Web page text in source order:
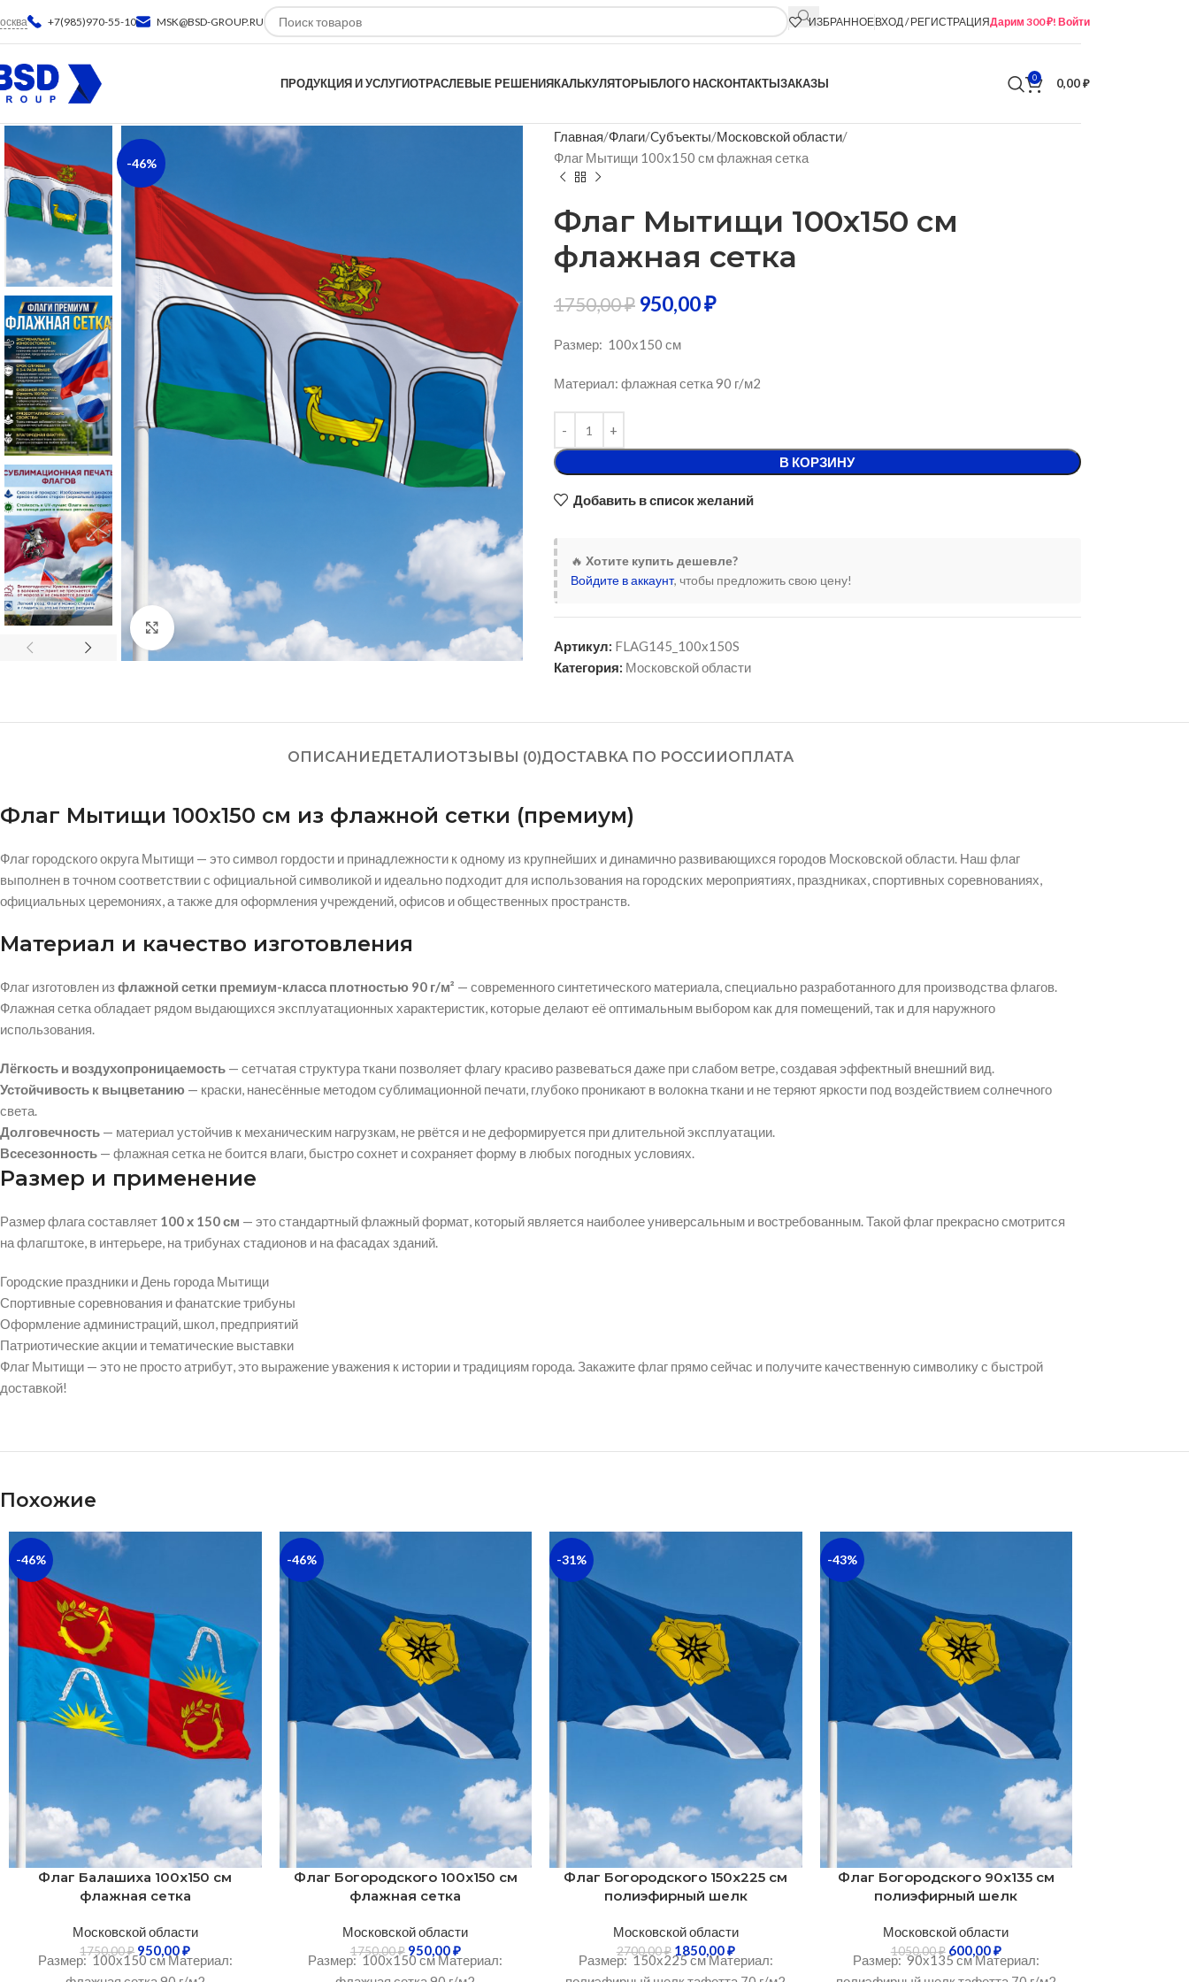
+7(985)970-55-10 MSK@BSD-GROUP.RU ИЗБРАННОЕВХОД / РЕГИСТРАЦИЯДарим 300 ₽! Войти
ПРОДУКЦИЯ И УСЛУГИОТРАСЛЕВЫЕ РЕШЕНИЯКАЛЬКУЛЯТОРЫБЛОГО НАСКОНТАКТЫЗАКАЗЫ 0 0,00₽
-46%
Нажмите, чтобы увеличить
Главная Флаги Cубъекты Московской области
Флаг Мытищи 100х150 см флажная сетка
Флаг Мытищи 100х150 см
флажная сетка
1750,00₽ 950,00₽
Размер: 100х150 см
Материал: флажная сетка 90 г/м2
В КОРЗИНУ
Добавить в список желаний
🔥 Хотите купить дешевле?
Войдите в аккаунт, чтобы предложить свою цену!
Артикул: FLAG145_100x150S
Категория: Московской области
ОПИСАНИЕДЕТАЛИОТЗЫВЫ (0)ДОСТАВКА ПО РОССИИОПЛАТА
Флаг Мытищи 100х150 см из флажной сетки (премиум)
Флаг городского округа Мытищи — это символ гордости и принадлежности к одному из крупнейших и динамично развивающихся городов Московской области. Наш флаг
выполнен в точном соответствии с официальной символикой и идеально подходит для использования на городских мероприятиях, праздниках, спортивных соревнованиях,
официальных церемониях, а также для оформления учреждений, офисов и общественных пространств.
Материал и качество изготовления
Флаг изготовлен изфлажной сетки премиум-класса плотностью 90 г/м² — современного синтетического материала, специально разработанного для производства флагов.
Флажная сетка обладает рядом выдающихся эксплуатационных характеристик, которые делают её оптимальным выбором как для помещений, так и для наружного
использования.
Лёгкость и воздухопроницаемость — сетчатая структура ткани позволяет флагу красиво развеваться даже при слабом ветре, создавая эффектный внешний вид.
Устойчивость к выцветанию — краски, нанесённые методом сублимационной печати, глубоко проникают в волокна ткани и не теряют яркости под воздействием солнечного
света.
Долговечность — материал устойчив к механическим нагрузкам, не рвётся и не деформируется при длительной эксплуатации.
Всесезонность — флажная сетка не боится влаги, быстро сохнет и сохраняет форму в любых погодных условиях.
Размер и применение
Размер флага составляет 100 х 150 см — это стандартный флажный формат, который является наиболее универсальным и востребованным. Такой флаг прекрасно смотрится
на флагштоке, в интерьере, на трибунах стадионов и на фасадах зданий.
Городские праздники и День города Мытищи
Спортивные соревнования и фанатские трибуны
Оформление администраций, школ, предприятий
Патриотические акции и тематические выставки
Флаг Мытищи — это не просто атрибут, это выражение уважения к истории и традициям города. Закажите флаг прямо сейчас и получите качественную символику с быстрой
доставкой!
Похожие
-46%
Флаг Балашиха 100х150 см
флажная сетка
Московской области
1750,00₽ 950,00₽
Размер: 100х150 см Материал:
-46%
Флаг Богородского 100х150 см
флажная сетка
Московской области
1750,00₽ 950,00₽
Размер: 100х150 см Материал:
-31%
Флаг Богородского 150х225 см
полиэфирный шелк
Московской области
2700,00₽ 1850,00₽
Размер: 150х225 см Материал:
-43%
Флаг Богородского 90х135 см
полиэфирный шелк
Московской области
1050,00₽ 600,00₽
Размер: 90х135 см Материал: